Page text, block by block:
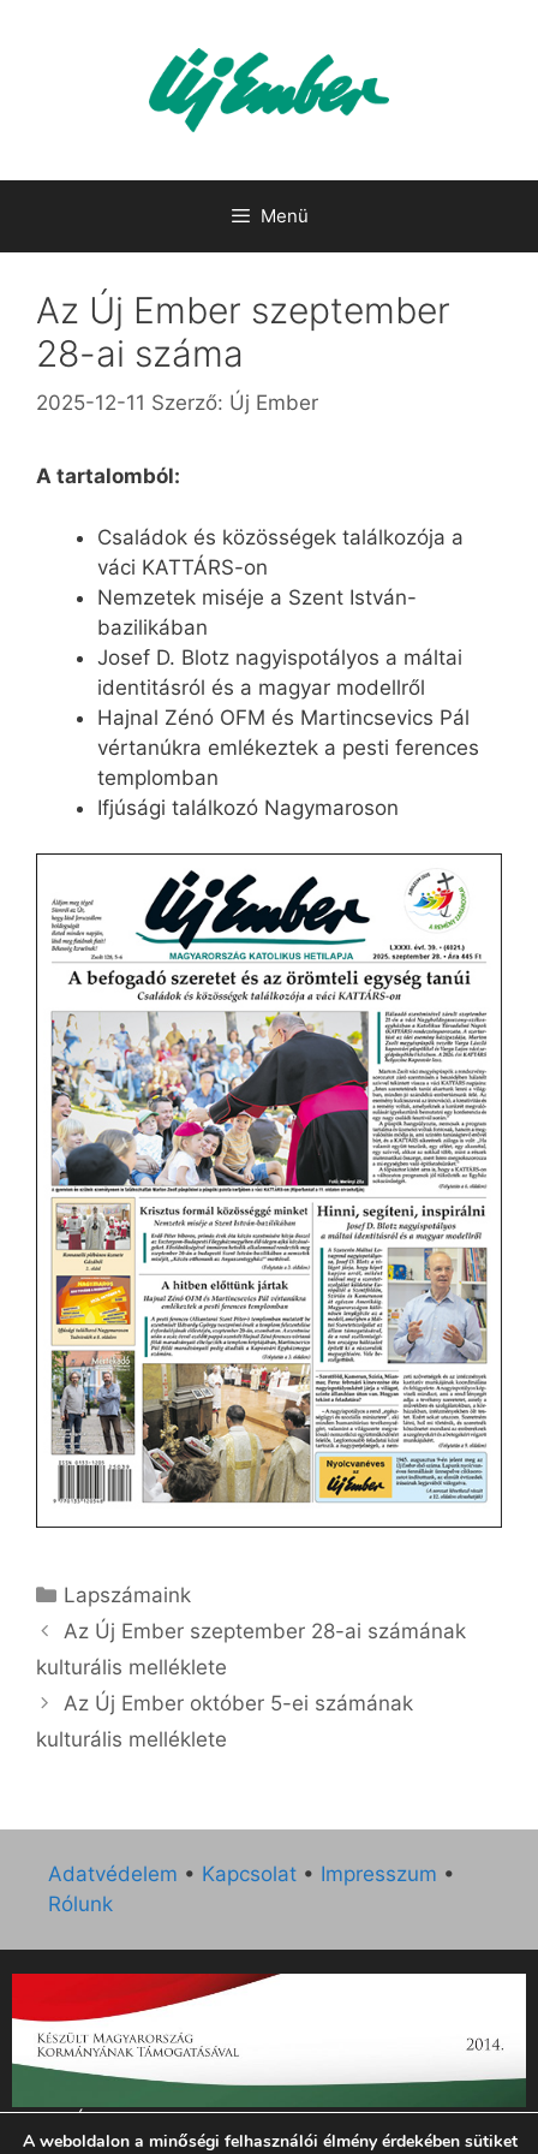
Menü
Az Új Ember szeptember
28-ai száma
2025-12-11 Szerző: Új Ember
A tartalomból:
Családok és közösségek találkozója a
váci KATTÁRS-on
Nemzetek miséje a Szent István-
bazilikában
Josef D. Blotz nagyispotályos a máltai
identitásról és a magyar modellről
Hajnal Zénó OFM és Martincsevics Pál
vértanúkra emlékeztek a pesti ferences
templomban
Ifjúsági találkozó Nagymaroson
Kategória
Lapszámaink
Az Új Ember szeptember 28-ai számának
kulturális melléklete
Az Új Ember október 5-ei számának
kulturális melléklete
Adatvédelem • Kapcsolat • Impresszum •
Rólunk
„Az Új Ember katolikus hetilap 2014. évi működésének
támogatását az EGYH-KCP-14-P-0121 sz. támogatási
A weboldalon a minőségi felhasználói élmény érdekében sütiket